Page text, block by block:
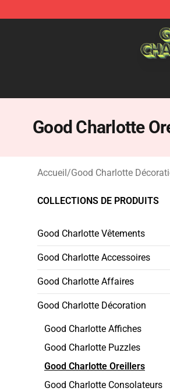
Good Charlotte Store - Official
Good Charlotte
Accueil/Good Charlotte
COLLECTIONS DE PRODUITS
Good Charlotte Vêtements
Good Charlotte Accessoires
Good Charlotte Affaires
Good Charlotte Décoration
Good Charlotte Affiches
Good Charlotte Puzzles
Good Charlotte Oreillers
Good Charlotte Consolateurs